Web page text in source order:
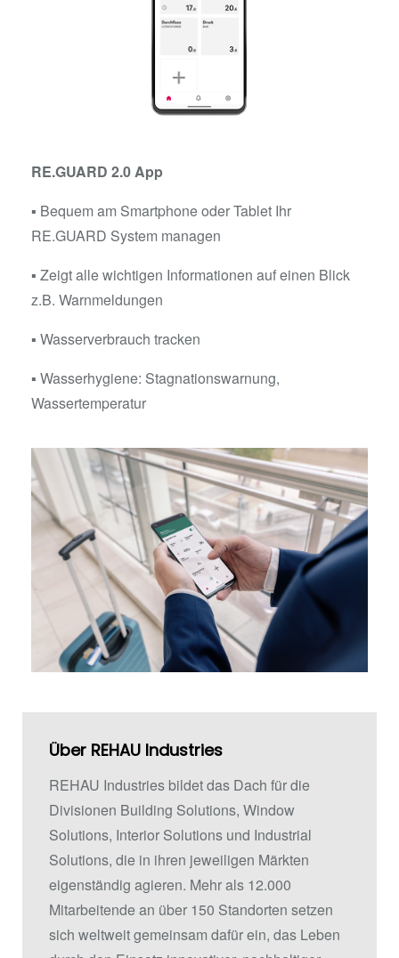
RE.GUARD 2.0 App
▪ Bequem am Smartphone oder Tablet Ihr
RE.GUARD System managen
▪ Zeigt alle wichtigen Informationen auf einen Blick
z.B. Warnmeldungen
▪ Wasserverbrauch tracken
▪ Wasserhygiene: Stagnationswarnung,
Wassertemperatur
Über REHAU Industries
REHAU Industries bildet das Dach für die
Divisionen Building Solutions, Window
Solutions, Interior Solutions und Industrial
Solutions, die in ihren jeweiligen Märkten
eigenständig agieren. Mehr als 12.000
Mitarbeitende an über 150 Standorten setzen
sich weltweit gemeinsam dafür ein, das Leben